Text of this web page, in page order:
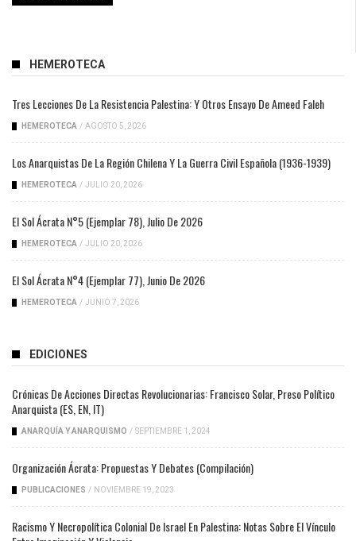
HEMEROTECA
Tres Lecciones De La Resistencia Palestina: Y Otros Ensayo De Ameed Faleh
HEMEROTECA / AGOSTO 5, 2026
Los Anarquistas De La Región Chilena Y La Guerra Civil Española (1936-1939)
HEMEROTECA / JULIO 20, 2026
El Sol Ácrata N°5 (ejemplar 78), Julio De 2026
HEMEROTECA / JULIO 20, 2026
El Sol Ácrata N°4 (ejemplar 77), Junio De 2026
HEMEROTECA / JUNIO 7, 2026
EDICIONES
Crónicas De Acciones Directas Revolucionarias: Francisco Solar, Preso Político
Anarquista (ES, EN, IT)
ANARQUÍA Y ANARQUISMO / SEPTIEMBRE 1, 2024
Organización Ácrata: Propuestas Y Debates (compilación)
PUBLICACIONES / NOVIEMBRE 19, 2023
Racismo Y Necropolítica Colonial De Israel En Palestina: Notas Sobre El Vínculo